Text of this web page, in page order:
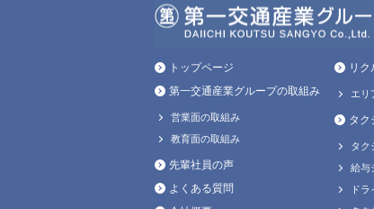
トップページ
第一交通産業グループの取組み
営業面の取組み
教育面の取組み
先輩社員の声
よくある質問
リク
エリ
タク
タク
給与
ド